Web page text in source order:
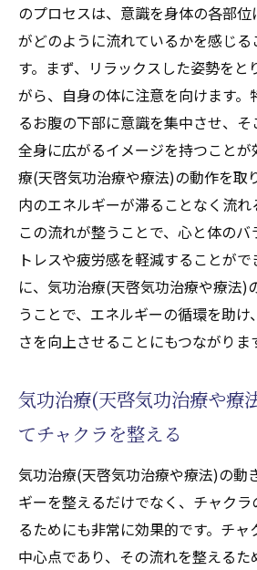
気功治療(天啓気功治療や
る強さを育む方法
自己発見を促進する気功
や療法)の瞑想法
潜在能力を引き出すため
功治療や療法)の練習
内なる力を強化するため
功治療や療法)の応用
日常生活に気功治療(天啓気
り入れる利点
気功治療(天啓気功治療
にするための実用的な方法
気功治療や療法)の利点
日常のストレスを和らげ
気功治療(天啓気功治療や
入れるための計画法
気功治療(天啓気功治療や
のプロセスは、意識を身体の各部位
がどのように流れているかを感じる
す。まず、リラックスした姿勢をと
がら、自身の体に注意を向けます
るお腹の下部に意識を集中させ、
全身に広がるイメージを持つこと
療(天啓気功治療や療法)の動作を取
内のエネルギーが滞ることなく流れ
この流れが整うことで、心と体の
トレスや疲労感を軽減することがで
に、気功治療(天啓気功治療や療法)
うことで、エネルギーの循環を助
さを向上させることにもつながりま
気功治療(天啓気功治療や療
てチャクラを整える
気功治療(天啓気功治療や療法)の動
ギーを整えるだけでなく、チャク
るためにも非常に効果的です。チ
中心点であり、その流れを整える